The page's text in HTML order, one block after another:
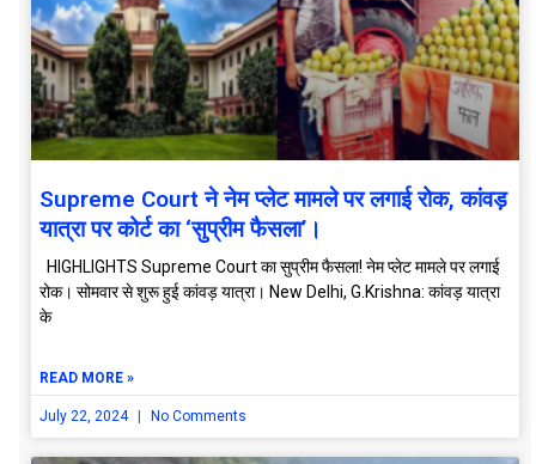
Supreme Court ने नेम प्लेट मामले पर लगाई रोक, कांवड़
यात्रा पर कोर्ट का ‘सुप्रीम फैसला’।
HIGHLIGHTS Supreme Court का सुप्रीम फैसला! नेम प्लेट मामले पर लगाई
रोक। सोमवार से शुरू हुई कांवड़ यात्रा। New Delhi, G.Krishna: कांवड़ यात्रा
के
READ MORE »
July 22, 2024 No Comments